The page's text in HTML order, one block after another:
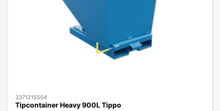
3371215504
Tipcontainer Heavy 900L Tippo